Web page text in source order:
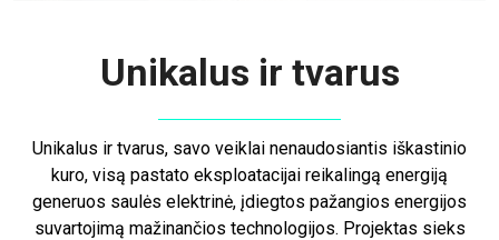
Unikalus ir tvarus
Unikalus ir tvarus, savo veiklai nenaudosiantis iškastinio
kuro, visą pastato eksploatacijai reikalingą energiją
generuos saulės elektrinė, įdiegtos pažangios energijos
suvartojimą mažinančios technologijos. Projektas sieks